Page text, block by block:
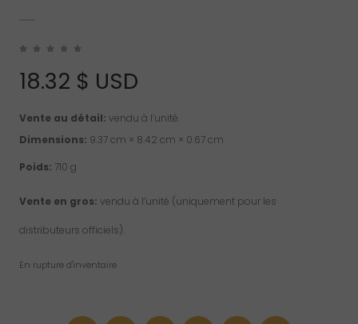
18.32 $ USD
Vente au détail: vendu à l’unité.
Dimensions: 9.37 cm × 8.42 cm × 0.67 cm
Poids: 710 g
Vente en gros: vendu à l’unité (uniquement pour les
distributeurs officiels).
En rupture d'inventaire